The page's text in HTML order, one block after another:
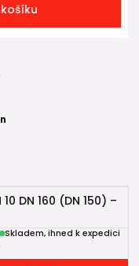
DN 160 (DN 150) –
Skladem, ihned k expedici